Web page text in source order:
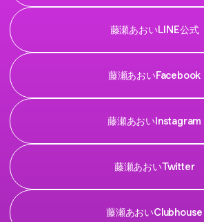
藤瀬あおいLINE公式
藤瀬あおいFacebook
藤瀬あおいInstagram
藤瀬あおいTwitter
藤瀬あおいClubhouse